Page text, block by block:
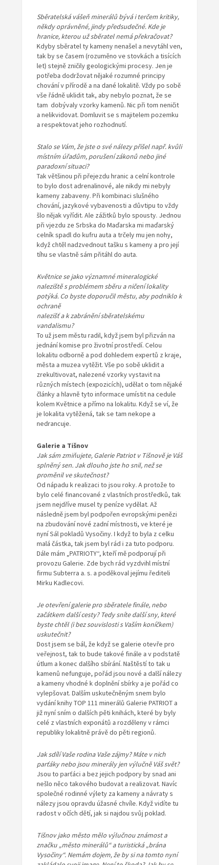
Sběratelská vášeň minerálů bývá i terčem kritiky,
někdy oprávněné, jindy předsudečné. Kde je
hranice, kterou už sběratel nemá překračovat?
Kdyby sběratel ty kameny nenašel a nevytáhl ven,
tak by se časem (rozuměno ve stovkách a tisících
let) stejně zničily geologickými procesy. Jen je
potřeba dodržovat nějaké rozumné principy
chování v přírodě a na dané lokalitě. Vždy po sobě
vše řádně uklidit tak, aby nebylo poznat, že se
tam dobývaly vzorky kamenů. Nic při tom neničit
a nelikvidovat. Domluvit se s majitelem pozemku
a respektovat jeho rozhodnutí.
Stalo se Vám, že jste o své nálezy přišel např. kvůli
místním úřadům, porušení zákonů nebo jiné
paradoxní situaci?
Tak většinou při přejezdu hranic a celní kontrole
to bylo dost adrenalinové, ale nikdy mi nebyly
kameny zabaveny. Při kombinaci slušného
chování, jazykové vybavenosti a důvtipu to vždy
šlo nějak vyřídit. Ale zážitků bylo spousty. Jednou
při vjezdu ze Srbska do Maďarska mi maďarský
celník spadl do kufru auta a trčely mu jen nohy,
když chtěl nadzvednout tašku s kameny a pro její
tíhu se vlastně sám přitáhl do auta.
Květnice se jako významné mineralogické
naleziště s problémem sběru a ničení lokality
potýká. Co byste doporučil městu, aby podniklo k
ochraně
nalezišť a k zabránění sběratelskému
vandalismu?
To už jsem městu radil, když jsem byl přizván na
jednání komise pro životní prostředí. Celou
lokalitu odborně a pod dohledem expertů z kraje,
města a muzea vytěžit. Vše po sobě uklidit a
zrekultivovat, nalezené vzorky vystavit na
různých místech (expozicích), udělat o tom nějaké
články a hlavně tyto informace umístit na cedule
kolem Květnice a přímo na lokalitu. Když se ví, že
je lokalita vytěžená, tak se tam nekope a
nedrancuje.
Galerie a Tišnov
Jak sám zmiňujete, Galerie Patriot v Tišnově je Váš
splněný sen. Jak dlouho jste ho snil, než se
proměnil ve skutečnost?
Od nápadu k realizaci to jsou roky. A protože to
bylo celé financované z vlastních prostředků, tak
jsem nejdříve musel ty peníze vydělat. Až
následně jsem byl podpořen evropskými penězi
na zbudování nové zadní místnosti, ve které je
nyní Sál pokladů Vysočiny. I když to byla z celku
malá částka, tak jsem byl rád i za tuto podporu.
Dále mám „PATRIOTY“, kteří mě podporují při
provozu Galerie. Zde bych rád vyzdvihl místní
firmu Subterra a. s. a poděkoval jejímu řediteli
Mirku Kadlecovi.
Je otevření galerie pro sběratele finále, nebo
začátkem další cesty? Tedy sníte další sny, které
byste chtěl (i bez souvislosti s Vaším koníčkem)
uskutečnit?
Dost jsem se bál, že když se galerie otevře pro
veřejnost, tak to bude takové finále a v podstatě
útlum a konec dalšího sbírání. Naštěstí to tak u
kamenů nefunguje, pořád jsou nové a další nálezy
a kameny vhodné k doplnění sbírky a je pořád co
vylepšovat. Dalším uskutečněným snem bylo
vydání knihy TOP 111 minerálů Galerie PATRIOT a
již nyní sním o dalších pěti knihách, které by byly
celé z vlastních exponátů a rozděleny v rámci
republiky lokalitně právě do pěti regionů.
Jak sdílí Vaše rodina Vaše zájmy? Máte v nich
parťáky nebo jsou minerály jen výlučně Váš svět?
Jsou to parťáci a bez jejich podpory by snad ani
nešlo něco takového budovat a realizovat. Navíc
společné rodinné výlety za kameny a návraty s
nálezy jsou opravdu úžasné chvíle. Když vidíte tu
radost v očích dětí, jak si najdou svůj poklad.
Tišnov jako město mělo výlučnou známost a
značku „město minerálů“ a turistická „brána
Vysočiny“. Nemám dojem, že by si na tomto nyní